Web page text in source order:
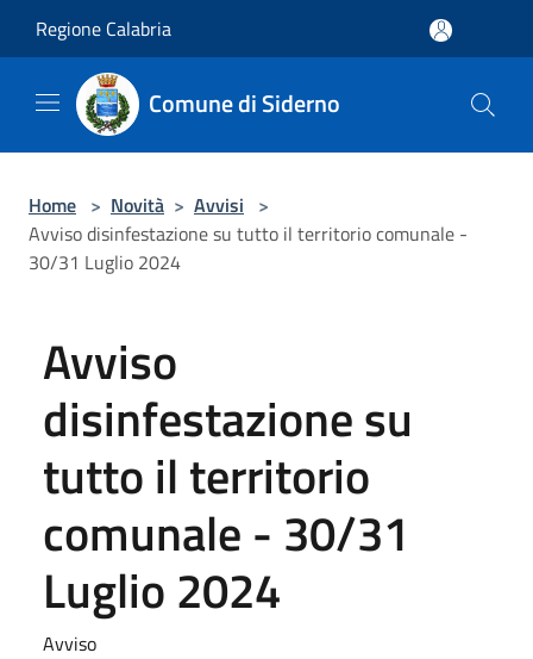
Regione Calabria
Comune di Siderno
Home > Novità > Avvisi >
Avviso disinfestazione su tutto il territorio comunale -
30/31 Luglio 2024
Avviso
disinfestazione su
tutto il territorio
comunale - 30/31
Luglio 2024
Avviso